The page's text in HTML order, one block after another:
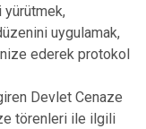
yürütmek,
uygulamak,
ederek protokol
Devlet Cenaze
törenleri ile ilgili